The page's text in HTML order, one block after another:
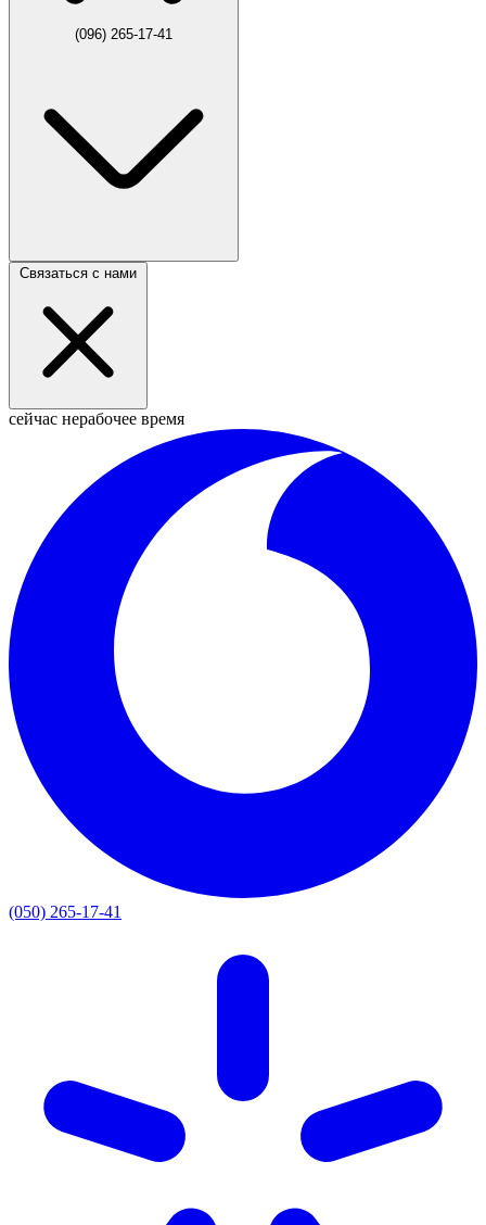
(096) 265-17-41
Связаться с нами
сейчас нерабочее время
(050) 265-17-41